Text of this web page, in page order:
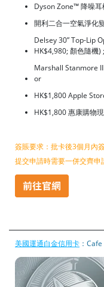
Dyson Zone™ 降噪
開利二合一空氣淨化
Delsey 30” Top-Lip
HK$4,980; 顏色隨機)
Marshall Stanmore
or
HK$1,800 Apple
HK$1,800 惠康購物
簽賬要求：批卡後3個月內
提交申請時需要一併交齊申
美國運通白金信用卡 ：